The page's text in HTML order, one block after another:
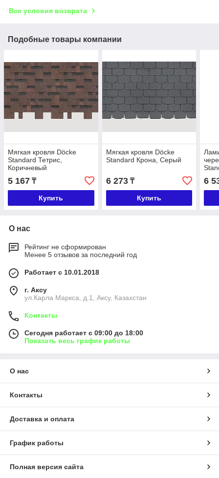
Все условия возврата
Подобные товары компании
Мягкая кровля Döcke
Standard Тетрис,
Коричневый
5 167 ₸
Купить
Мягкая кровля Döcke
Standard Крона, Серый
6 273₸
Купить
6
О нас
Рейтинг не сформирован
Менее 5 отзывов за последний год
Работает с 10.01.2018
г. Аксу
ул.Карла Маркса, д.1, Аксу, Казахстан
Контакты
Сегодня работает с 09:00 до 18:00
Показать весь график работы
О нас
Контакты
Доставка и оплата
График работы
Полная версия сайта